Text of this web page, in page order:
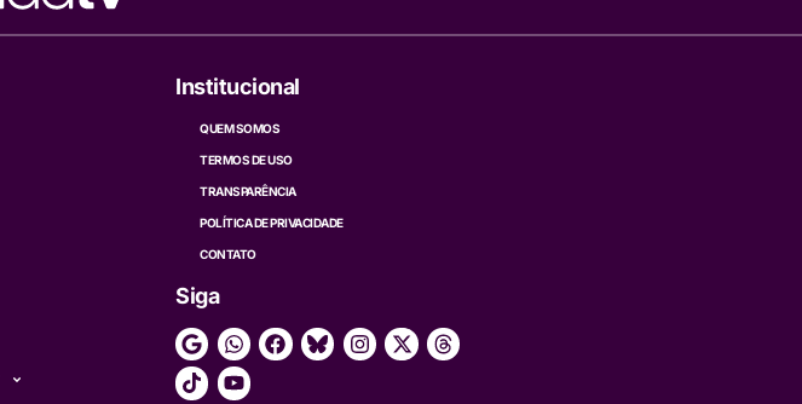
Institucional
QUEM SOMOS
TERMOS DE USO
TRANSPARÊNCIA
POLÍTICA DE PRIVACIDADE
CONTATO
Siga